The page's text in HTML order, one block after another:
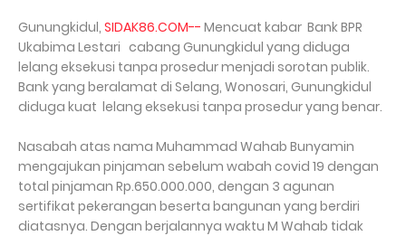
Gunungkidul, SIDAK86.COM-- Mencuat kabar Bank BPR
Ukabima Lestari cabang Gunungkidul yang diduga
lelang eksekusi tanpa prosedur menjadi sorotan publik.
Bank yang beralamat di Selang, Wonosari, Gunungkidul
diduga kuat lelang eksekusi tanpa prosedur yang benar.
Nasabah atas nama Muhammad Wahab Bunyamin
mengajukan pinjaman sebelum wabah covid 19 dengan
total pinjaman Rp.650.000.000, dengan 3 agunan
sertifikat pekerangan beserta bangunan yang berdiri
diatasnya. Dengan berjalannya waktu M Wahab tidak